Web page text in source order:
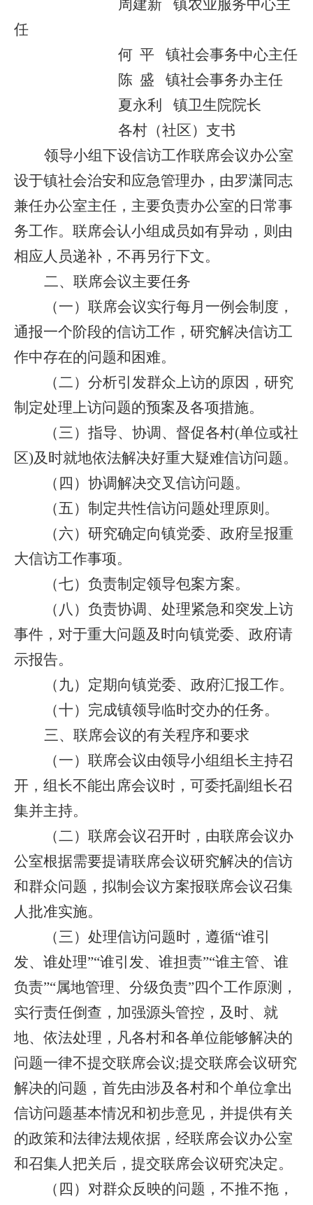
周建新 镇农业服务中心主
任
何 平
镇社会事务中心主任
陈 盛
镇社会事务办主任
夏永利
镇卫生院院长
各村（社区） 支书
领导小组下设信访工作联席会议办公室
设于镇社会治安和应急管理办，由罗潇同志
兼任办公室主任，主要负责办公室的日常事
务工作。联席会认小组成员如有异动，则由
相应人员递补，不再另行下文。
二、联席会议主要任务
（一） 联席会议实行每月一例会制度，
通报一个阶段的信访工作，研究解决信访工
作中存在的问题和困难。
（二） 分析引发群众上访的原因，研究
制定处理上访问题的预案及各项措施。
（三） 指导、协调、督促各村(单位或社
区)及时就地依法解决好重大疑难信访问题。
（四） 协调解决交叉信访问题。
（五） 制定共性信访问题处理原则。
（六） 研究确定向镇党委、政府呈报重
大信访工作事项。
（七） 负责制定领导包案方案。
（八） 负责协调、处理紧急和突发上访
事件，对于重大问题及时向镇党委、政府请
示报告。
（九） 定期向镇党委、政府汇报工作。
（十） 完成镇领导临时交办的任务。
三、联席会议的有关程序和要求
（一） 联席会议由领导小组组长主持召
开，组长不能出席会议时，可委托副组长召
集并主持。
（二） 联席会议召开时，由联席会议办
公室根据需要提请联席会议研究解决的信访
和群众问题，拟制会议方案报联席会议召集
人批准实施。
（三） 处理信访问题时，遵循“谁引
发、谁处理”“谁引发、谁担责”“谁主管、谁
负责”“属地管理、分级负责”四个工作原测，
实行责任倒查，加强源头管控，及时、就
地、依法处理，凡各村和各单位能够解决的
问题一律不提交联席会议;提交联席会议研究
解决的问题，首先由涉及各村和个单位拿出
信访问题基本情况和初步意见，并提供有关
的政策和法律法规依据，经联席会议办公室
和召集人把关后，提交联席会议研究决定。
（四） 对群众反映的问题，不推不拖，